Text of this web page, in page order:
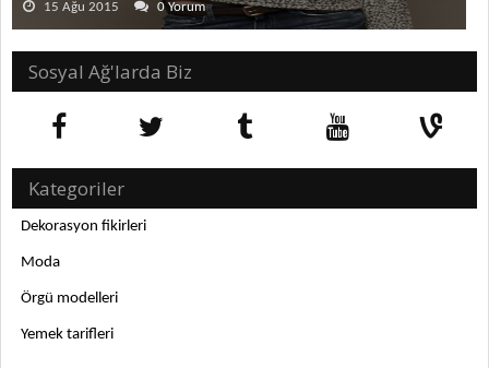
15 Ağu 2015 0 Yorum
Sosyal Ağ'larda Biz
Kategoriler
Dekorasyon fikirleri
Moda
Örgü modelleri
Yemek tarifleri